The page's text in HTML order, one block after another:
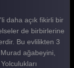
daha açık fikirli bir
de birbirlerine
Bu evlilikten 3
ağabeyini,